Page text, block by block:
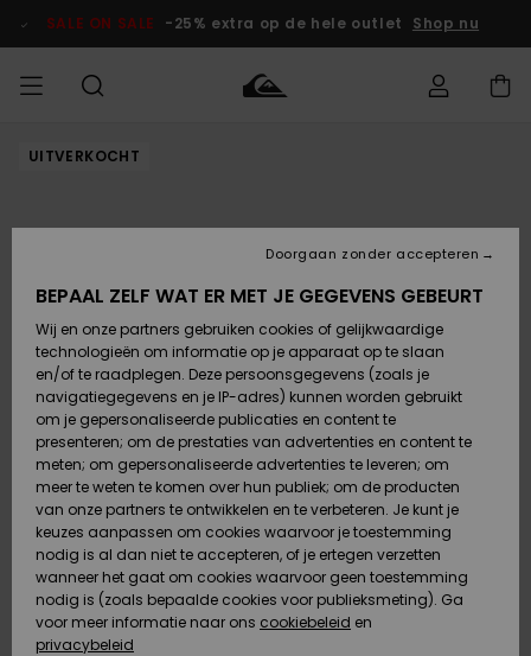
Productinformatie
SALE ON SALE -25% extra op de hele outlet Shop nu
HEREN
Accessoires
Schoenen &
Slippers
Surf /
Water
Snow
Nieuw
JONGENS
Accessoires
Schoenen &
Slippers
Surf /
Water
Sneeuw
Nieuw
DAMES
Highlights
Snow
SURF
Surf Shop
Highlights
Community
SNOW
Snow Shop
Dames
Snow Shop
Highlights
Gemeenschap
SALE ON
SALE
Kinderen
VROUW
OUTLET
Regio- En
Taalinstellingen
Retouren
Betaling
Giftcard
Quiksilver
Freedom
Gegevensbescherming
UITVERKOCHT
BEPAAL ZELF WAT ER MET JE GEGEVENS GEBEURT
Wij en onze partners gebruiken cookies of gelijkwaardige
technologieën om informatie op je apparaat op te slaan
en/of te raadplegen. Deze persoonsgegevens (zoals je
navigatiegegevens en je IP-adres) kunnen worden gebruikt
om je gepersonaliseerde publicaties en content te
presenteren; om de prestaties van advertenties en content te
meten; om gepersonaliseerde advertenties te leveren; om
meer te weten te komen over hun publiek; om de producten
van onze partners te ontwikkelen en te verbeteren. Je kunt je
keuzes aanpassen om cookies waarvoor je toestemming
nodig is al dan niet te accepteren, of je ertegen verzetten
wanneer het gaat om cookies waarvoor geen toestemming
nodig is (zoals bepaalde cookies voor publieksmeting). Ga
voor meer informatie naar ons cookiebeleid en
privacybeleid
Doorgaan zonder accepteren